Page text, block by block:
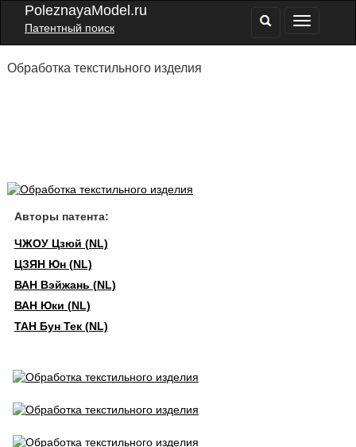
PoleznayaModel.ru
Патентный поиск
Обработка текстильного изделия
Авторы патента:
ЧЖОУ Цзюй (NL)
ЦЗЯН Юн (NL)
ВАН Вэйжань (NL)
ВАН Юки (NL)
ТАН Бун Тек (NL)